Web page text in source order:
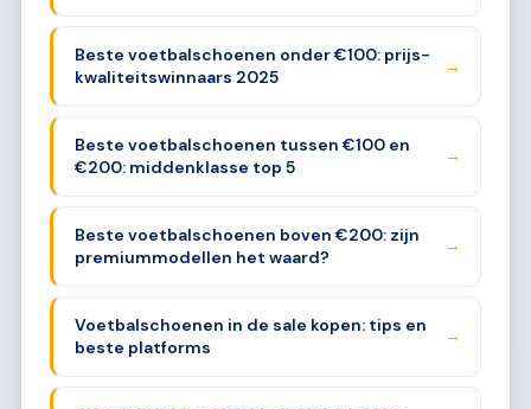
Beste voetbalschoenen onder €100: prijs-
kwaliteitswinnaars 2025
→
Beste voetbalschoenen tussen €100 en
€200: middenklasse top 5
→
Beste voetbalschoenen boven €200: zijn
premiummodellen het waard?
→
Voetbalschoenen in de sale kopen: tips en
beste platforms
→